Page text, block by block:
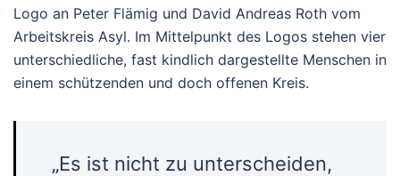
Logo an Peter Flämig und David Andreas Roth vom
Arbeitskreis Asyl. Im Mittelpunkt des Logos stehen vier
unterschiedliche, fast kindlich dargestellte Menschen in
einem schützenden und doch offenen Kreis.
„Es ist nicht zu unterscheiden,